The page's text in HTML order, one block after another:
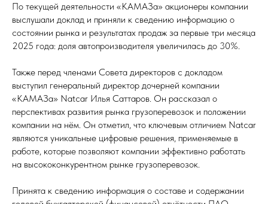
По текущей деятельности «КАМАЗа» акционеры компании
выслушали доклад и приняли к сведению информацию о
состоянии рынка и результатах продаж за первые три месяца
2025 года: доля автопроизводителя увеличилась до 30%.
Также перед членами Совета директоров с докладом
выступил генеральный директор дочерней компании
«КАМАЗа» Natcar Илья Саттаров. Он рассказал о
перспективах развития рынка грузоперевозок и положении
компании на нём. Он отметил, что ключевым отличием Natcar
являются уникальные цифровые решения, применяемые в
работе, которые позволяют компании эффективно работать
на высококонкурентном рынке грузоперевозок.
Принята к сведению информация о составе и содержании